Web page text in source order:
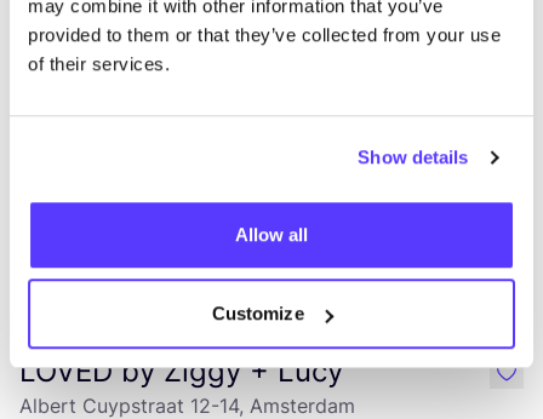
may combine it with other information that you’ve
provided to them or that they’ve collected from your use
of their services.
Show details
Allow all
Customize
Mittagessen Frühstück
Zur Route hinzufügen Besuche Webshop
LOVED by Ziggy + Lucy
Albert Cuypstraat 12-14, Amsterdam
like